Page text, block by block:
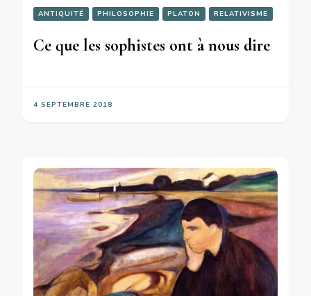
ANTIQUITÉ PHILOSOPHIE PLATON RELATIVISME
Ce que les sophistes ont à nous dire
4 SEPTEMBRE 2018